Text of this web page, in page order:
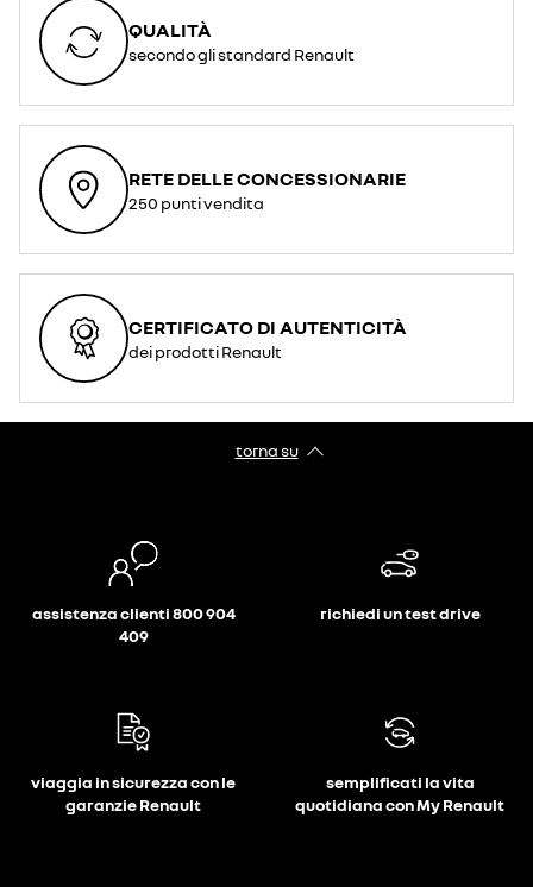
QUALITÀ
secondo gli standard Renault
RETE DELLE CONCESSIONARIE
250 punti vendita
CERTIFICATO DI AUTENTICITÀ
dei prodotti Renault
torna su
assistenza clienti 800 904
409
richiedi un test drive
viaggia in sicurezza con le
garanzie Renault
semplificati la vita
quotidiana con My Renault